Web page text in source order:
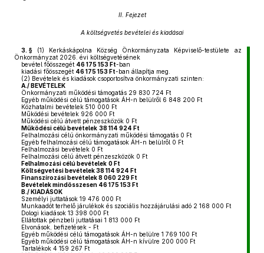
II. Fejezet
A költségvetés bevételei és kiadásai
3. § (1) Kerkáskápolna Község Önkormányzata Képviselő-testülete az
Önkormányzat 2026. évi költségvetésének
bevétel főösszegét 46 175 153 Ft-ban
kiadási főösszegét 46 175 153 Ft-ban állapítja meg.
(2) Bevételek és kiadások csoportosítva önkormányzati szinten:
A./ BEVÉTELEK
Önkormányzati működési támogatás 29 830 724 Ft
Egyéb működési célú támogatások ÁH-n belülről 6 848 200 Ft
Közhatalmi bevételek 510 000 Ft
Működési bevételek 926 000 Ft
Működési célú átvett pénzeszközök 0 Ft
Működési célú bevételek 38 114 924 Ft
Felhalmozási célú önkormányzati működési támogatás 0 Ft
Egyéb felhalmozási célú támogatások ÁH-n belülről 0 Ft
Felhalmozási bevételek 0 Ft
Felhalmozási célú átvett pénzeszközök 0 Ft
Felhalmozási célú bevételek 0 Ft
Költségvetési bevételek 38 114 924 Ft
Finanszírozási bevételek 8 060 229 Ft
Bevételek mindösszesen 46 175 153 Ft
B./ KIADÁSOK
Személyi juttatások 19 476 000 Ft
Munkaadót terhelő járulékok és szociális hozzájárulási adó 2 168 000 Ft
Dologi kiadások 13 398 000 Ft
Ellátottak pénzbeli juttatásai 1 813 000 Ft
Elvonások, befizetések - Ft
Egyéb működési célú támogatások ÁH-n belülre 1 769 100 Ft
Egyéb működési célú támogatások ÁH-n kívülre 200 000 Ft
Tartalékok 4 159 267 Ft